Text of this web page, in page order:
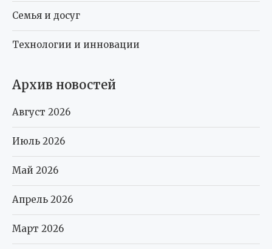
Семья и досуг
Технологии и инновации
Архив новостей
Август 2026
Июль 2026
Май 2026
Апрель 2026
Март 2026